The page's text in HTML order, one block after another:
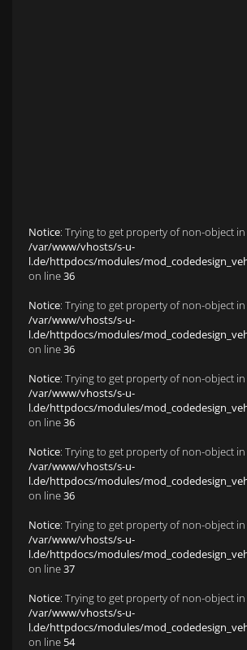
Notice: Trying to get property of non-object in
/var/www/vhosts/s-u-
l.de/httpdocs/modules/
on line36
Notice: Trying to get property of non-object in
/var/www/vhosts/s-u-
l.de/httpdocs/modules/
on line36
Notice: Trying to get property of non-object in
/var/www/vhosts/s-u-
l.de/httpdocs/modules/
on line36
Notice: Trying to get property of non-object in
/var/www/vhosts/s-u-
l.de/httpdocs/modules/
on line36
Notice: Trying to get property of non-object in
/var/www/vhosts/s-u-
l.de/httpdocs/modules/
on line37
Notice: Trying to get property of non-object in
/var/www/vhosts/s-u-
l.de/httpdocs/modules/
on line 54